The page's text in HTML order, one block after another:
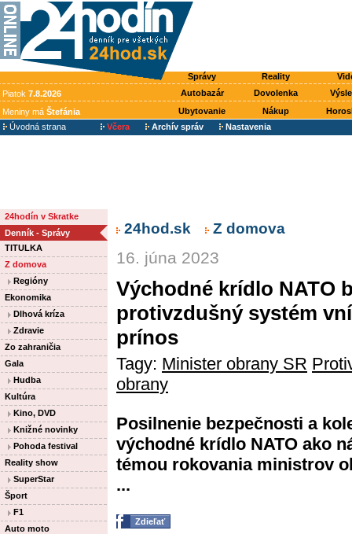
Správy Reality
Piatok 7.8.2026 Autobazár Dovolenka
Meniny má Štefánia Ubytovanie Nákup
Úvodná strana
Včera Archív správ Nastavenia
24hodín v Skratke
Denník - Správy
TITULKA
Z domova
Regióny
Ekonomika
Dlhová kríza
Zdravie
Zo zahraničia
Gala
Hudba
Kultúra
Kino, DVD
Knižné novinky
Pohoda festival
Reality show
SuperStar
Šport
F1
Auto moto
24hod.sk Z domova
16. júna 2023
Východné krídlo NATO
protivzdušný systém
prínos
Tagy: Minister obrany SR
obrany
Posilnenie bezpečnosti a
východné krídlo NATO ako
témou rokovania ministrov
...
Zdieľať